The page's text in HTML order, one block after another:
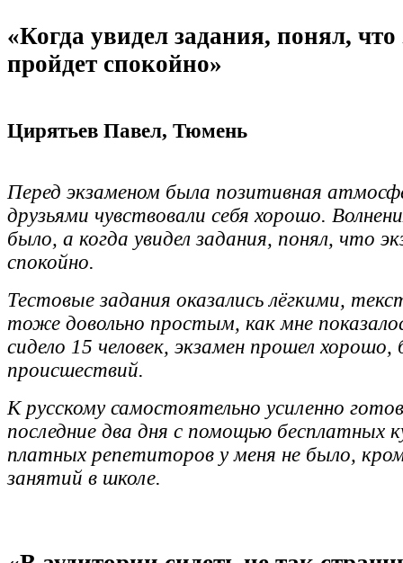
«Когда увидел задания, понял, что
пройдет спокойно»
Цирятьев Павел, Тюмень
Перед экзаменом была позитивная
друзьями чувствовали себя хорошо.
было, а когда увидел задания, понял, что
спокойно.
Тестовые задания оказались лёгкими,
тоже довольно простым, как мне
сидело 15 человек, экзамен прошел хорошо,
происшествий.
К русскому самостоятельно усиленно
последние два дня с помощью бесплатных
платных репетиторов у меня не было,
занятий в школе.